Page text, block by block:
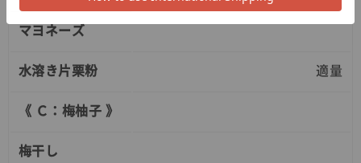
マヨネーズ
水溶き片栗粉 適量
《 Ｃ：梅柚子 》
梅干し